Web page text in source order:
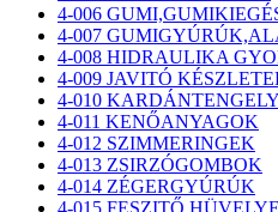
4-006
4-007
4-008 HIDRAULIKA
4-009 JAVITÓ
4-010
4-011 KENŐANYAGOK
4-012 SZIMMERINGEK
4-013 ZSIRZÓGOMBOK
4-014 ZÉGERGYÚRÚK
4-015 FESZITŐ